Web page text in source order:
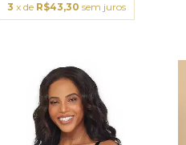
3 x de R$43,30 sem juros